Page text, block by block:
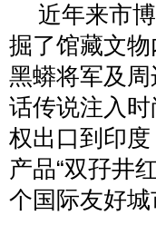
近年来市
掘了馆藏文
黑蟒将军及
话传说注入
权出口到印
产品“双孖井
个国际友好